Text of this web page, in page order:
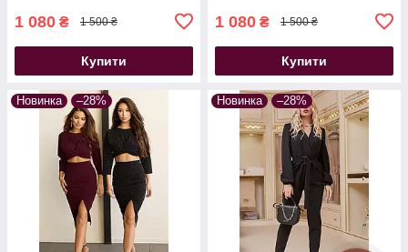
1 080 ₴ 1 500 ₴
Купити
1 080 ₴ 1 500 ₴
Купити
Новинка –28% Новинка –28%